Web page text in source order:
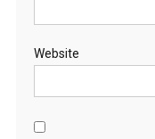
Website